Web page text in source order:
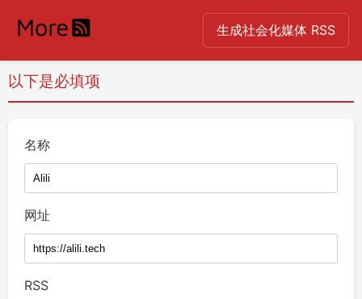
生成社会化媒体 RSS
以下是必填项
名称
网址
RSS